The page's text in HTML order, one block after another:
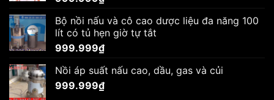
Bộ nồi nấu và cô cao dược liệu đa năng 100
lít có tủ hẹn giờ tự tắt
999.999₫
Nồi áp suất nấu cao, dầu, gas và củi
999.999₫